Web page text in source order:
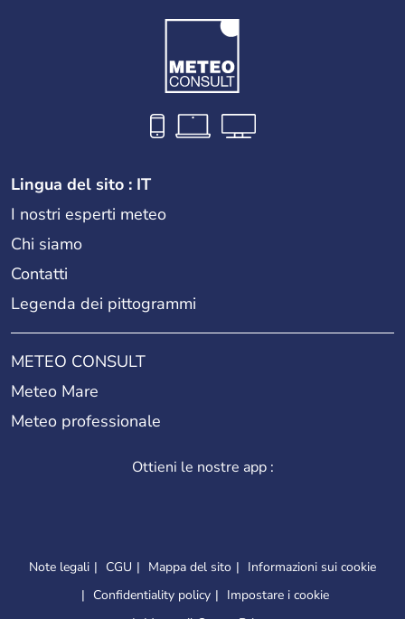
Lingua del sito : IT
I nostri esperti meteo
Chi siamo
Contatti
Legenda dei pittogrammi
METEO CONSULT
Meteo Mare
Meteo professionale
Ottieni le nostre app :
Note legali CGU Mappa del sito
Informazioni sui cookie
Confidentiality policy
Impostare i cookie